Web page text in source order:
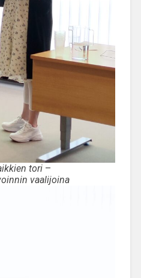
tori –
vaalijoina